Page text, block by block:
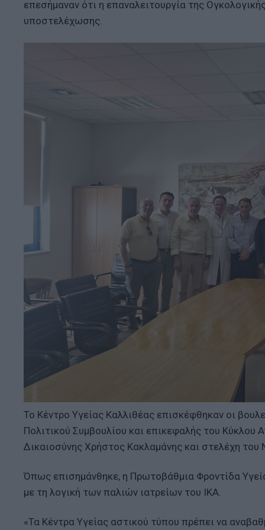
επεσήμαναν ότι η επαναλειτουργία της
υποστελέχωσης.
Το Κέντρο Υγείας Καλλιθέας επισκέφθηκαν οι
Πολιτικού Συμβουλίου και επικεφαλής του
Δικαιοσύνης Χρήστος Κακλαμάνης και στελέχη του
Όπως επισημάνθηκε, η Πρωτοβάθμια Φροντίδα
με τη λογική των παλιών ιατρείων του ΙΚΑ.
«Τα Κέντρα Υγείας αστικού τύπου πρέπει να